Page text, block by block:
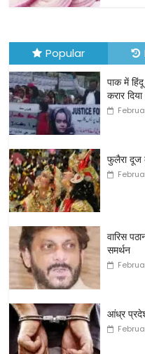
Popular
पाक में
करार दिया
फुलैरा दूज
वारिस
समर्थन
आंध्र